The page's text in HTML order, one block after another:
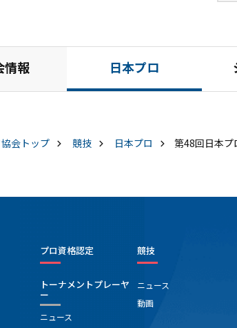
情報 日本プロ
会 トップ 競技 日本プロ 第48回日本プ
プロ資格認定
トーナメントプレーヤ
ー
ニュース
競技
ニュース
動画